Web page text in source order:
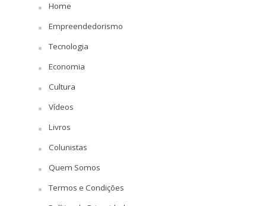
Home
Empreendedorismo
Tecnologia
Economia
Cultura
Vídeos
Livros
Colunistas
Quem Somos
Termos e Condições